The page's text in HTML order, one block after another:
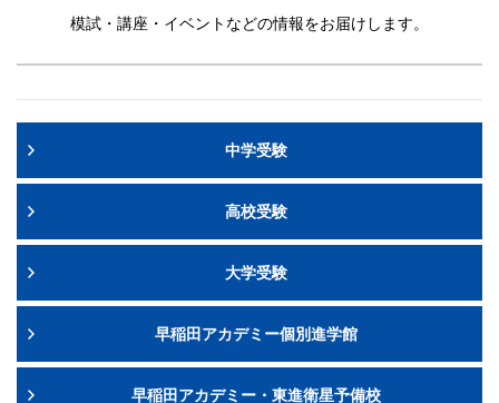
模試・講座・イベントなどの情報をお届けします。
中学受験
高校受験
大学受験
早稲田アカデミー個別進学館
早稲田アカデミー・東進衛星予備校